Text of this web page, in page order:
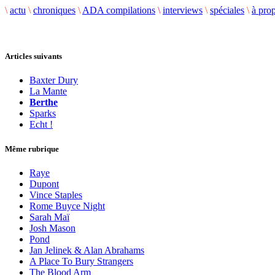
\ actu \ chroniques \ ADA compilations \ interviews \ spéciales \ à
Articles suivants
Baxter Dury
La Mante
Berthe
Sparks
Echt !
Même rubrique
Raye
Dupont
Vince Staples
Rome Buyce Night
Sarah Maï
Josh Mason
Pond
Jan Jelinek & Alan Abrahams
A Place To Bury Strangers
The Blood Arm